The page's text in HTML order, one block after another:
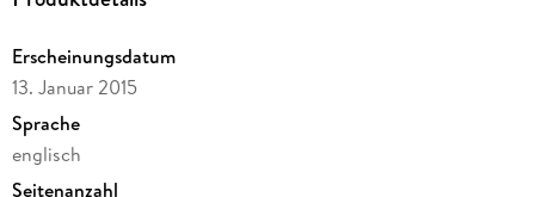
Erscheinungsdatum
13. Januar 2015
Sprache
englisch
Seitenanzahl